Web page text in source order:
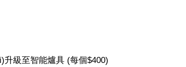
升級至智能爐具 (每個$400)